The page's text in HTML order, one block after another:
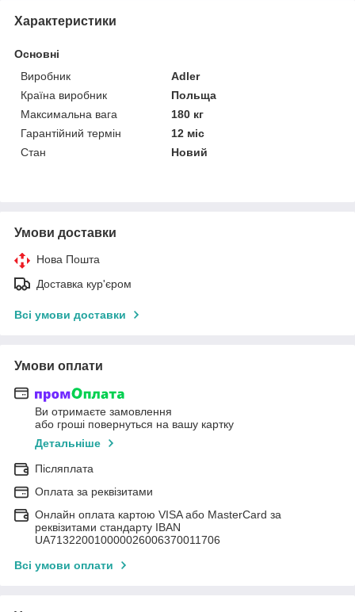
Характеристики
Основні
Виробник
Adler
Країна виробник
Польща
Максимальна вага
180 кг
Гарантійний термін
12 міс
Стан
Новий
Умови доставки
Нова Пошта
Доставка кур'єром
Всі умови доставки
Умови оплати
Ви отримаєте замовлення
або гроші повернуться на вашу картку
Детальніше
Післяплата
Оплата за реквізитами
Онлайн оплата картою VISA або MasterCard за
реквізитами стандарту IBAN
UA713220010000026006370011706
Всі умови оплати